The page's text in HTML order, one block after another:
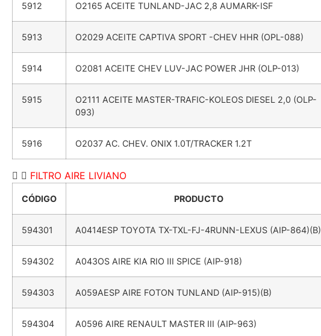
5912 O2165 ACEITE TUNLAND-JAC 2,8 AUMARK-ISF
5913 O2029 ACEITE CAPTIVA SPORT -CHEV HHR (OPL-088)
5914 O2081 ACEITE CHEV LUV-JAC POWER JHR (OLP-013)
5915
O2111 ACEITE MASTER-TRAFIC-KOLEOS DIESEL 2,0 (OLP-
093)
5916 O2037 AC. CHEV. ONIX 1.0T/TRACKER 1.2T
FILTRO AIRE LIVIANO
CÓDIGO PRODUCTO
594301 A0414ESP TOYOTA TX-TXL-FJ-4RUNN-LEXUS (AIP-864)(B)
594302 A043OS AIRE KIA RIO III SPICE (AIP-918)
594303 A059AESP AIRE FOTON TUNLAND (AIP-915)(B)
594304 A0596 AIRE RENAULT MASTER III (AIP-963)